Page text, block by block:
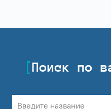
Поиск по